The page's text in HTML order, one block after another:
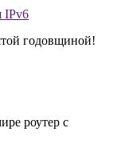
IPv6
годовщиной!
роутер с